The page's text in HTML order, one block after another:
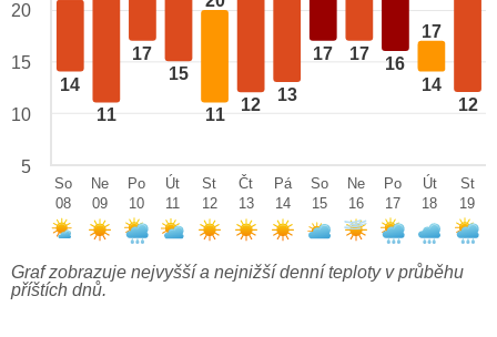
14
11
17
15
11
12
13
17 17
16
17
14
12
20
15
10
5
So
08
Ne
09
Po
10
Út
11
St
12
Čt
13
Pá
14
So
15
Ne
16
Po
17
Út
18
St
19
Graf zobrazuje nejvyšší a nejnižší denní teploty v průběhu
příštích dnů.